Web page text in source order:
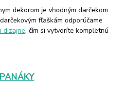
dekorom je vhodným darčekom
fľaškám odporúčame
dizajne, čím si vytvoríte kompletnú